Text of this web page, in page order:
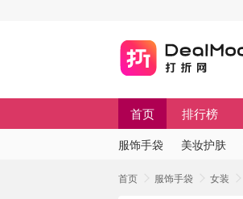
首页 排行榜
服饰手袋 美妆护肤
首页 服饰手袋 女装